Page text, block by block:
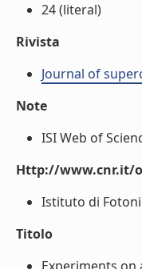
24 (literal)
Rivista
Journal of
Note
ISI Web of
Http://www.cnr.it/
Istituto di
Titolo